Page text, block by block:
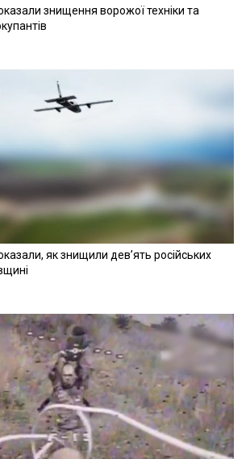
знищення ворожої техніки та
як знищили девʼять російських